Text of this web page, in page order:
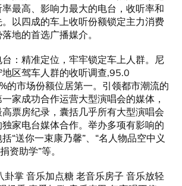
最高、影响力最大的电台，收听率和
以四成的车上收听份额锁定主力消费
地的首选广播媒介。
：精准定位，牢牢锁定车上人群。尼
区驾车人群的收听调查,95.0
的市场份额位居第一。引领都市潮流的
家成功合作运营大型演唱会的媒体，
票房纪录，囊括几乎所有大型演唱会
家电台媒体合作。举办多项有影响的
“送你一束康乃馨”、“名人物品空中义
资助学”等。
卦掌 音乐加点糖 老音乐房子 音乐放轻